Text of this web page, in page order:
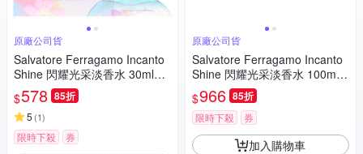
原廠公司貨
Salvatore Ferragamo Incanto
Shine 閃耀光采淡香水 30ml
(原廠公司貨)
$578 85折
5 (1)
限時下殺 券
原廠公司貨
Salvatore Ferragamo Incanto
Shine 閃耀光采淡香水 100ml
(原廠公司貨)
$966 85折
限時下殺 券
加入購物車